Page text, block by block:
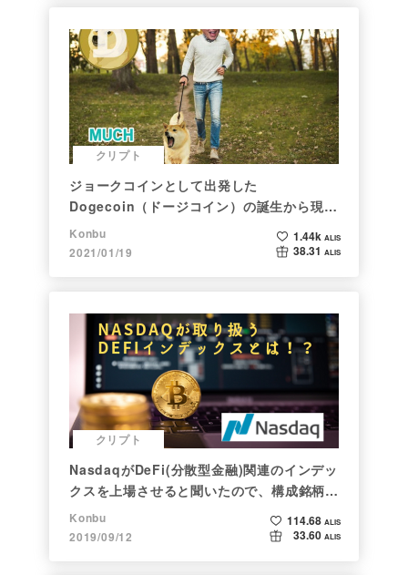
クリプト
ジョークコインとして出発した
Dogecoin（ドージコイン）の誕生から現在
まで。注目される非証券性🐶
Konbu
2021/01/19
1.44k ALIS
38.31 ALIS
クリプト
NasdaqがDeFi(分散型金融)関連のインデッ
クスを上場させると聞いたので、構成銘柄を
調べてみた
Konbu
2019/09/12
114.68 ALIS
33.60 ALIS